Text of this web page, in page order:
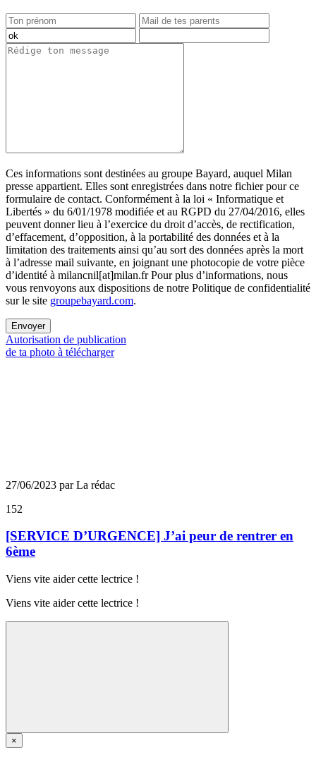
Ces informations sont destinées au groupe Bayard, auquel Milan
presse appartient. Elles sont enregistrées dans notre fichier pour ce
formulaire de contact. Conformément à la loi « Informatique et
Libertés » du 6/01/1978 modifiée et au RGPD du 27/04/2016, elles
peuvent donner lieu à l’exercice du droit d’accès, de rectification,
d’effacement, d’opposition, à la portabilité des données et à la
limitation des traitements ainsi qu’au sort des données après la mort
à l’adresse mail suivante, en joignant une photocopie de votre pièce
d’identité à milancnil[at]milan.fr Pour plus d’informations, nous
vous renvoyons aux dispositions de notre Politique de confidentialité
sur le site groupebayard.com.
Envoyer
Autorisation de publication
de ta photo à télécharger
27/06/2023 par La rédac
152
[SERVICE D’URGENCE] J’ai peur de rentrer en
6ème
Viens vite aider cette lectrice !
Viens vite aider cette lectrice !
×